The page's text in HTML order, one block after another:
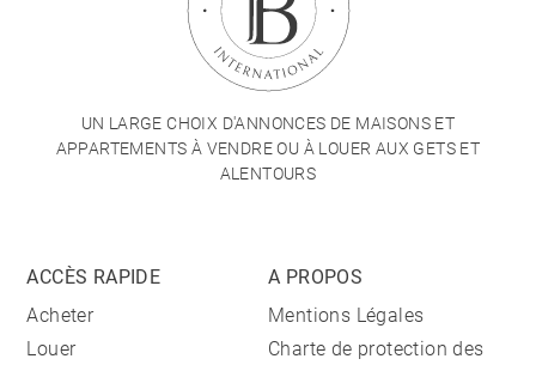
UN LARGE CHOIX D'ANNONCES DE MAISONS ET
APPARTEMENTS À VENDRE OU À LOUER AUX GETS ET
ALENTOURS
ACCÈS RAPIDE
Acheter
Louer
A PROPOS
Mentions Légales
Charte de protection des